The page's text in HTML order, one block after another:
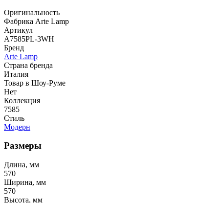
Оригинальность
Фабрика Arte Lamp
Артикул
A7585PL-3WH
Бренд
Arte Lamp
Страна бренда
Италия
Товар в Шоу-Руме
Нет
Коллекция
7585
Стиль
Модерн
Размеры
Длина, мм
570
Ширина, мм
570
Высота, мм